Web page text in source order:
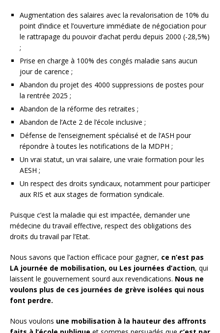
Augmentation des salaires avec la revalorisation de 10% du
point d’indice et l’ouverture immédiate de négociation pour
le rattrapage du pouvoir d’achat perdu depuis 2000 (-28,5%)
;
Prise en charge à 100% des congés maladie sans aucun
jour de carence ;
Abandon du projet des 4000 suppressions de postes pour
la rentrée 2025 ;
Abandon de la réforme des retraites ;
Abandon de l’Acte 2 de l’école inclusive ;
Défense de l’enseignement spécialisé et de l’ASH pour
répondre à toutes les notifications de la MDPH ;
Un vrai statut, un vrai salaire, une vraie formation pour les
AESH ;
Un respect des droits syndicaux, notamment pour participer
aux RIS et aux stages de formation syndicale.
Puisque c’est la maladie qui est impactée, demander une
médecine du travail effective, respect des obligations des
droits du travail par l’Etat.
Nous savons que l’action efficace pour gagner, ce n’est pas
LA journée de mobilisation, ou Les journées d’action, qui
laissent le gouvernement sourd aux revendications. Nous ne
voulons plus de ces journées de grève isolées qui nous
font perdre.
Nous voulons une mobilisation à la hauteur des affronts